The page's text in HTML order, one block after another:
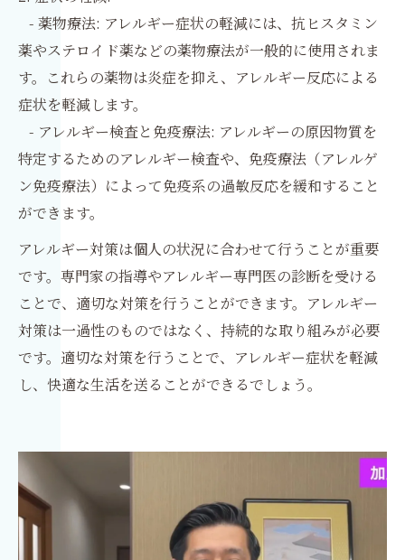
- 薬物療法: アレルギー症状の軽減には、抗ヒスタミン
薬やステロイド薬などの薬物療法が一般的に使用されま
す。これらの薬物は炎症を抑え、アレルギー反応による
症状を軽減します。
- アレルギー検査と免疫療法: アレルギーの原因物質を
特定するためのアレルギー検査や、免疫療法（アレルゲ
ン免疫療法）によって免疫系の過敏反応を緩和すること
ができます。
アレルギー対策は個人の状況に合わせて行うことが重要
です。専門家の指導やアレルギー専門医の診断を受ける
ことで、適切な対策を行うことができます。アレルギー
対策は一過性のものではなく、持続的な取り組みが必要
です。適切な対策を行うことで、アレルギー症状を軽減
し、快適な生活を送ることができるでしょう。